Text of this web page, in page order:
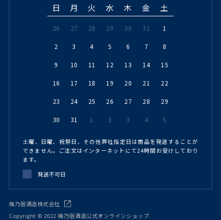
日 月 火 水 木 金 土
26 27 28 29 30 31 1
2 3 4 5 6 7 8
9 10 11 12 13 14 15
16 17 18 19 20 21 22
23 24 25 26 27 28 29
30 31 1 2 3 4 5
土曜、日曜、祝祭日、その他弊社指定日は商品を発送することが
できません。ご注文はインターネットにて24時間お受けしており
ます。
発送不可日
梅乃宿酒造株式会社
Copyright © 2022 梅乃宿酒造公式オンラインショップ